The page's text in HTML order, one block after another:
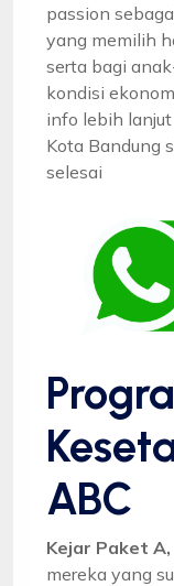
passion
yang memilih
serta bagi
kondisi
info lebih lanjut
Kota Bandung
selesai
ABC
Kejar Paket A,
mereka yang